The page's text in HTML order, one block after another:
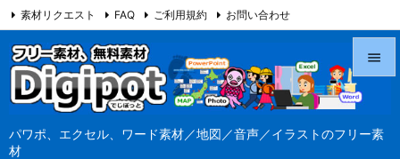
パワポ、エクセル、ワード素材／地図／音声／イラストのフリー素
材


素材リクエスト FAQ ご利用規約 お問い合わせ
当サイト（Digipot.net）について